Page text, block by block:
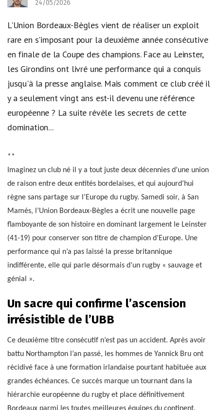
24/05/2026
L'Union Bordeaux-Bègles vient de réaliser un exploit
rare en s'imposant pour la deuxième année consécutive
en finale de la Coupe des champions. Face au Leinster,
les Girondins ont livré une performance qui a conquis
jusqu'à la presse anglaise. Mais comment ce club créé il
y a seulement vingt ans est-il devenu une référence
européenne ? La suite révèle les secrets de cette
domination...
**
Imaginez un club né il y a tout juste deux décennies d’une union
de raison entre deux entités bordelaises, et qui aujourd’hui
règne sans partage sur l’Europe du rugby. Samedi soir, à San
Mamés, l’Union Bordeaux-Bègles a écrit une nouvelle page
flamboyante de son histoire en dominant largement le Leinster
(41-19) pour conserver son titre de champion d’Europe. Une
performance qui n’a pas laissé la presse britannique
indifférente, elle qui parle désormais d’un rugby « sauvage et
génial ».
Un sacre qui confirme l’ascension
irrésistible de l’UBB
Ce deuxième titre consécutif n’est pas un accident. Après avoir
battu Northampton l’an passé, les hommes de Yannick Bru ont
récidivé face à une formation irlandaise pourtant habituée aux
grandes échéances. Ce succès marque un tournant dans la
hiérarchie européenne du rugby et place définitivement